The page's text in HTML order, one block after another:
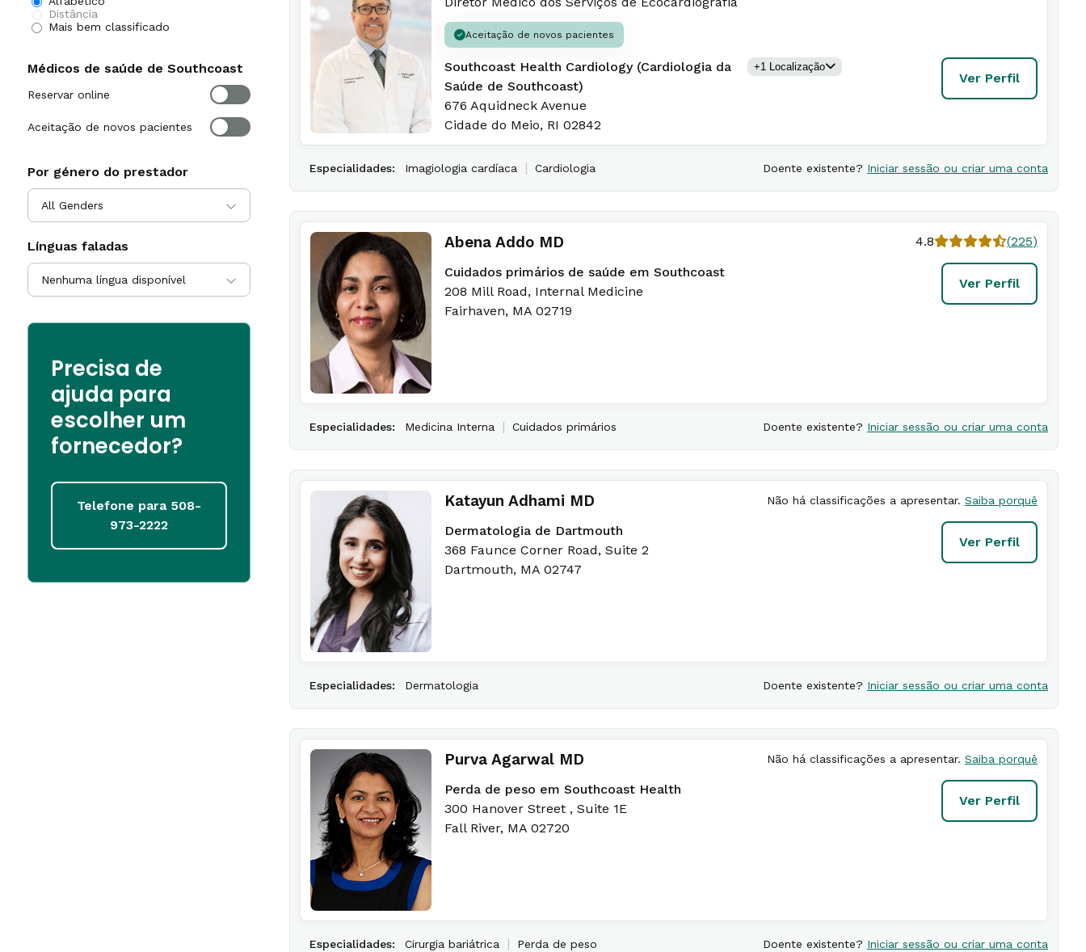
Distância
Mais bem classificado
Médicos de saúde de Southcoast
Reservar online
Aceitação de novos pacientes
Por género do prestador
All Genders
Línguas faladas
Nenhuma língua disponível
Precisa de
ajuda para
escolher um
fornecedor?
Telefone para 508-
973-2222
Aceitação de novos pacientes
Southcoast Health Cardiology (Cardiologia da
Saúde de Southcoast)
676 Aquidneck Avenue
Cidade do Meio, RI 02842
+1 Localização
Ver Perfil
Especialidades: Imagiologia cardíaca | Cardiologia Doente existente? Iniciar sessão ou criar uma conta
Abena Addo MD 4.8 (225)
Cuidados primários de saúde em Southcoast
208 Mill Road, Internal Medicine
Fairhaven, MA 02719
Ver Perfil
Especialidades: Medicina Interna | Cuidados primários Doente existente? Iniciar sessão ou criar uma conta
Katayun Adhami MD Não há classificações a apresentar. Saiba porquê
Dermatologia de Dartmouth
368 Faunce Corner Road, Suite 2
Dartmouth, MA 02747
Ver Perfil
Especialidades: Dermatologia Doente existente? Iniciar sessão ou criar uma conta
Purva Agarwal MD Não há classificações a apresentar. Saiba porquê
Perda de peso em Southcoast Health
300 Hanover Street , Suite 1E
Fall River, MA 02720
Ver Perfil
Especialidades: Cirurgia bariátrica | Perda de peso Doente existente? Iniciar sessão ou criar uma conta